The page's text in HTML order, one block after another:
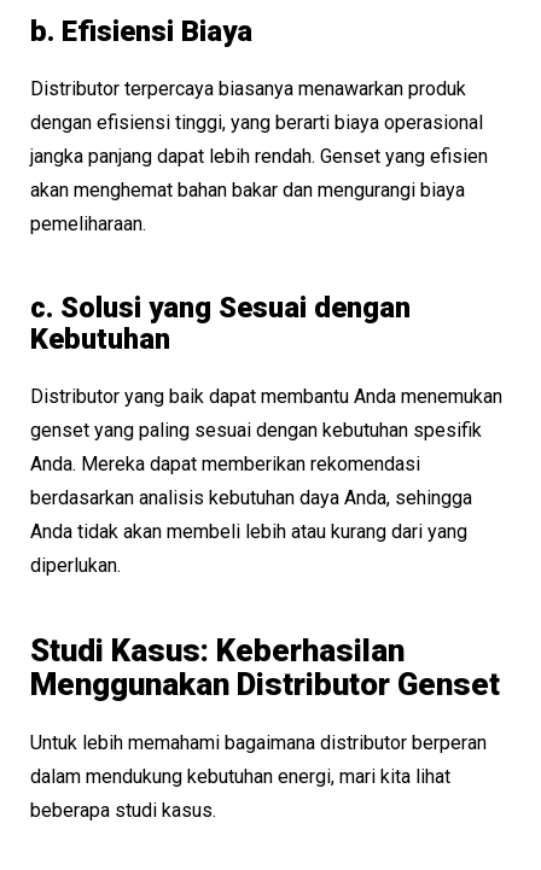
b. Efisiensi Biaya
Distributor terpercaya biasanya menawarkan produk
dengan efisiensi tinggi, yang berarti biaya operasional
jangka panjang dapat lebih rendah. Genset yang efisien
akan menghemat bahan bakar dan mengurangi biaya
pemeliharaan.
c. Solusi yang Sesuai dengan
Kebutuhan
Distributor yang baik dapat membantu Anda menemukan
genset yang paling sesuai dengan kebutuhan spesifik
Anda. Mereka dapat memberikan rekomendasi
berdasarkan analisis kebutuhan daya Anda, sehingga
Anda tidak akan membeli lebih atau kurang dari yang
diperlukan.
Studi Kasus: Keberhasilan
Menggunakan Distributor Genset
Untuk lebih memahami bagaimana distributor berperan
dalam mendukung kebutuhan energi, mari kita lihat
beberapa studi kasus.